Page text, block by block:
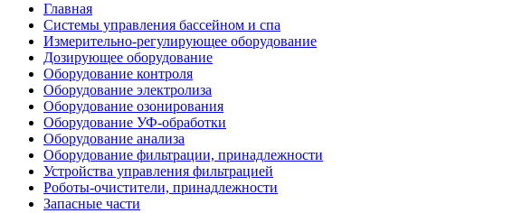
Главная
Системы управления бассейном и спа
Измерительно-регулирующее оборудование
Дозирующее оборудование
Оборудование контроля
Оборудование электролиза
Оборудование озонирования
Оборудование УФ-обработки
Оборудование анализа
Оборудование фильтрации, принадлежности
Устройства управления фильтрацией
Роботы-очистители, принадлежности
Запасные части